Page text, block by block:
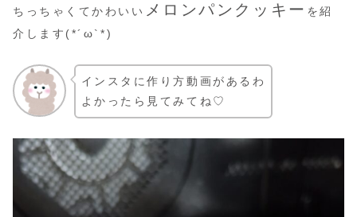
ちっちゃくてかわいい メロンパンクッキー を紹
介します(*´ω`*)
インスタに作り方動画があるわ
よかったら見てみてね♡